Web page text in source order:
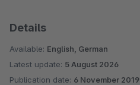
Details
Available: English, German
Latest update: 5 August 2026
Publication date: 6 November 2019